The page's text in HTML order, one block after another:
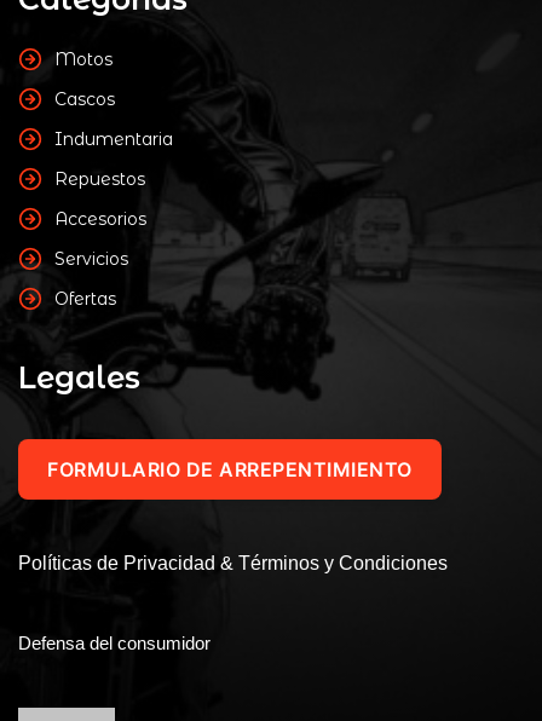
Motos
Cascos
Indumentaria
Repuestos
Accesorios
Servicios
Ofertas
Legales
FORMULARIO DE ARREPENTIMIENTO
Políticas de Privacidad & Términos y Condiciones
Defensa del consumidor